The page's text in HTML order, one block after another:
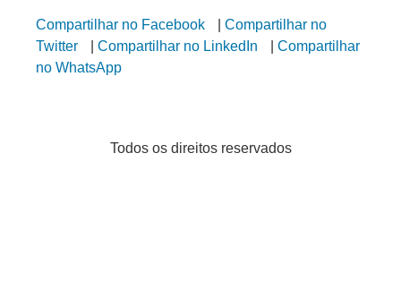
Compartilhar no Facebook
Compartilhar no
Twitter
Compartilhar no LinkedIn
Compartilhar
no WhatsApp
Todos os direitos reservados